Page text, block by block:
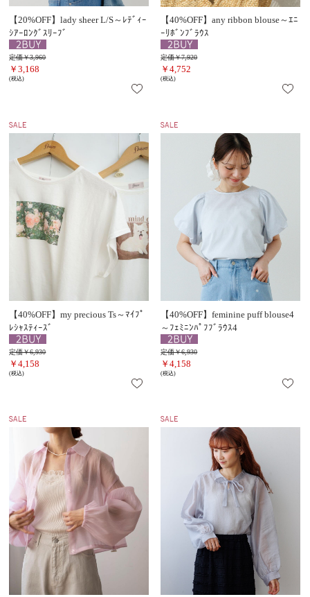
【20%OFF】lady sheer L/S～ﾚﾃﾞｨｰ
ｼｱｰﾛﾝｸﾞｽﾘｰﾌﾞ
定価￥3,960
￥3,168
(税込)
【40%OFF】any ribbon blouse～ｴﾆ
ｰﾘﾎﾞﾝﾌﾞﾗｳｽ
定価￥7,920
￥4,752
(税込)
【40%OFF】my precious Ts～ﾏｲﾌﾟ
ﾚｼｬｽﾃｨｰｽﾞ
定価￥6,930
￥4,158
(税込)
【40%OFF】feminine puff blouse4
～ﾌｪﾐﾆﾝﾊﾟﾌﾌﾞﾗｳｽ4
定価￥6,930
￥4,158
(税込)